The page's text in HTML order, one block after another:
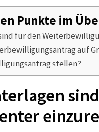
Punkte im
für den
auf
stellen?